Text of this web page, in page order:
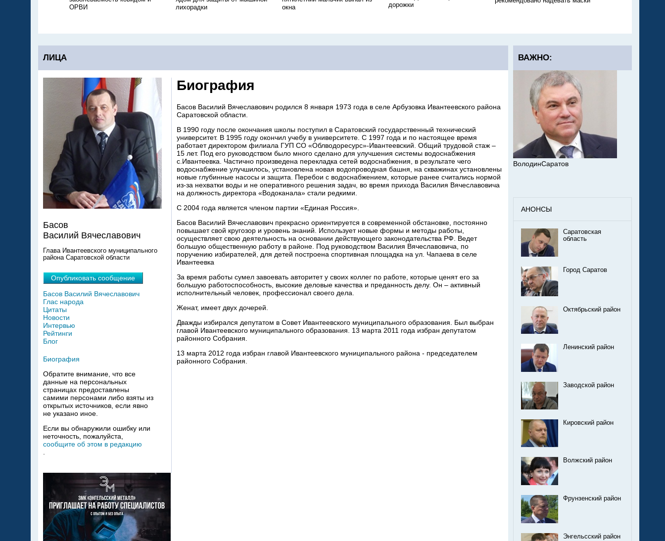
ОРВИ
лихорадки
окна
дорожки
ЛИЦА
Биография
Басов Василий Вячеславович родился 8 января 1973 года в селе Арбузовка Ивантеевского района
Саратовской области.
В 1990 году после окончания школы поступил в Саратовский государственный технический
университет. В 1995 году окончил учебу в университете. С 1997 года и по настоящее время
работает директором филиала ГУП СО «Облводоресурс»-Ивантеевский. Общий трудовой стаж –
15 лет. Под его руководством было много сделано для улучшения системы водоснабжения
с.Ивантеевка. Частично произведена перекладка сетей водоснабжения, в результате чего
водоснабжение улучшилось, установлена новая водопроводная башня, на скважинах установлены
новые глубинные насосы и защита. Перебои с водоснабжением, которые ранее считались нормой
из-за нехватки воды и не оперативного решения задач, во время прихода Василия Вячеславовича
на должность директора «Водоканала» стали редкими.
С 2004 года является членом партии «Единая Россия».
Басов Василий Вячеславович прекрасно ориентируется в современной обстановке, постоянно
повышает свой кругозор и уровень знаний. Использует новые формы и методы работы,
осуществляет свою деятельность на основании действующего законодательства РФ. Ведет
большую общественную работу в районе. Под руководством Василия Вячеславовича, по
поручению избирателей, для детей построена спортивная площадка на ул. Чапаева в селе
Ивантеевка
За время работы сумел завоевать авторитет у своих коллег по работе, которые ценят его за
большую работоспособность, высокие деловые качества и преданность делу. Он – активный
исполнительный человек, профессионал своего дела.
Женат, имеет двух дочерей.
Дважды избирался депутатом в Совет Ивантеевского муниципального образования. Был выбран
главой Ивантеевского муниципального образования. 13 марта 2011 года избран депутатом
районного Собрания.
13 марта 2012 года избран главой Ивантеевского муниципального района - председателем
районного Собрания.
Басов
Василий Вячеславович
Глава Ивантеевского муниципального
района Саратовской области
Опубликовать сообщение
Басов Василий Вячеславович
Глас народа
Цитаты
Новости
Интервью
Рейтинги
Блог
Биография
Обратите внимание, что все
данные на персональных
страницах предоставлены
самими персонами либо взяты из
открытых источников, если явно
не указано иное.
Если вы обнаружили ошибку или
неточность, пожалуйста,
сообщите об этом в редакцию
ВАЖНО:
ВолодинСаратов
АНОНСЫ
Саратовская
область
Город Саратов
Октябрьский район
Ленинский район
Заводской район
Кировский район
Волжский район
Фрунзенский район
Энгельсский район